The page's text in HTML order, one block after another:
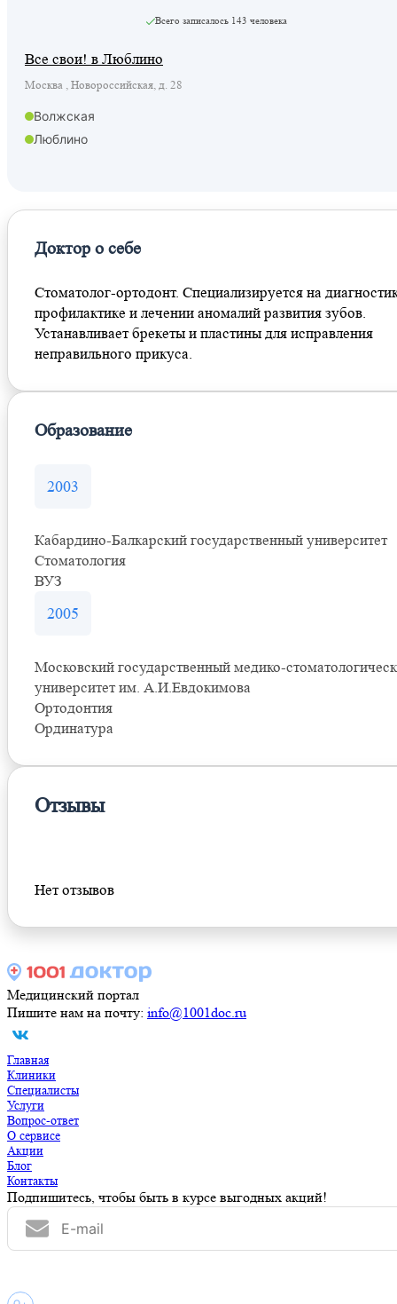
Всего записалось 143 человека
Все свои! в Люблино
Москва , Новороссийская, д. 28
Волжская
Люблино
Доктор о себе
Стоматолог-ортодонт. Специализируется на
профилактике и лечении аномалий развития зубов.
Устанавливает брекеты и пластины для исправления
неправильного прикуса.
Образование
2003
Кабардино-Балкарский государственный университет
Стоматология
ВУЗ
2005
Московский государственный медико-
университет им. А.И.Евдокимова
Ортодонтия
Ординатура
Отзывы
Нет отзывов
Медицинский портал
Пишите нам на почту: info@1001doc.ru
Главная
Клиники
Специалисты
Услуги
Вопрос-ответ
О сервисе
Акции
Блог
Контакты
Подпишитесь, чтобы быть в курсе выгодных акций!